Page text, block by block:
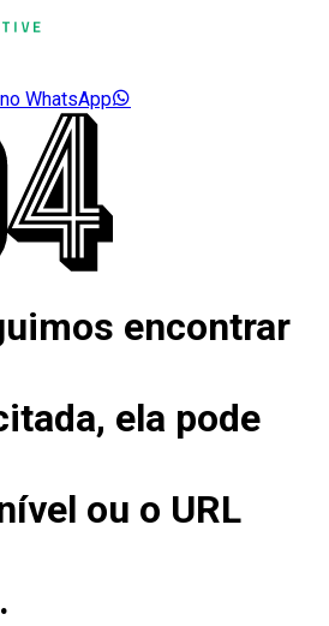
WhatsApp
encontrar
ela pode
ou o URL